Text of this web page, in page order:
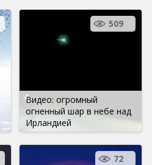
Видео: огромный
огненный шар в небе над
Ирландией
509
72